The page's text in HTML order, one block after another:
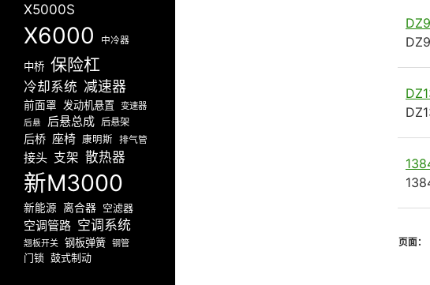
页面：
X5000S
X6000 中冷器
中桥 保险杠
冷却系统 减速器
前面罩 发动机悬置 变速器
后悬 后悬总成 后悬架
后桥 座椅 康明斯 排气管
接头 支架 散热器
新M3000
新能源 离合器 空滤器
空调管路 空调系统
翘板开关 钢板弹簧 钢管
门锁 鼓式制动